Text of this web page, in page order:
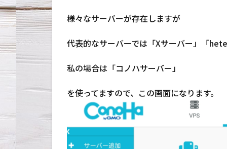
様々なサーバーが存在しますが
代表的なサーバーでは「Xサーバー」「
私の場合は「コノハサーバー」
を使ってますので、この画面になります。